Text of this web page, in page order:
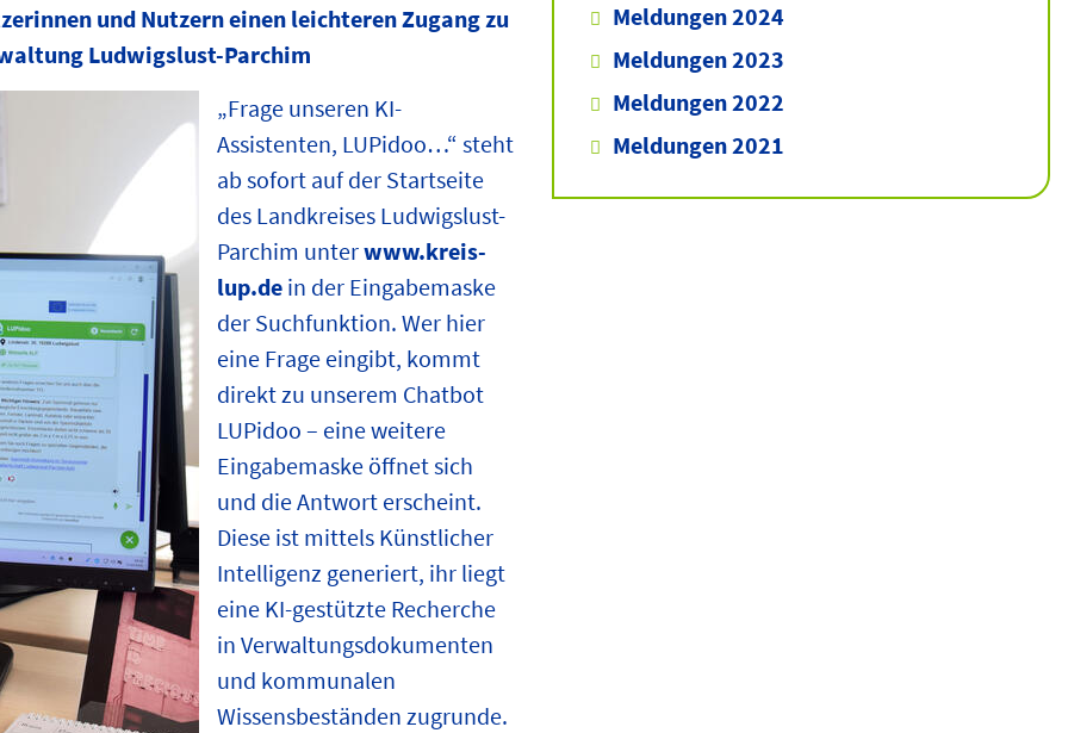
und Nutzern einen leichteren Zugang zu
Ludwigslust-Parchim
„Frage unseren KI-
Assistenten, LUPidoo…“ steht
ab sofort auf der Startseite
des Landkreises Ludwigslust-
Parchim unterwww.kreis-
lup.de in der Eingabemaske
der Suchfunktion. Wer hier
eine Frage eingibt, kommt
direkt zu unserem Chatbot
LUPidoo – eine weitere
Eingabemaske öffnet sich
und die Antwort erscheint.
Diese ist mittels Künstlicher
Intelligenz generiert, ihr liegt
eine KI-gestützte Recherche
in Verwaltungsdokumenten
und kommunalen
Wissensbeständen zugrunde.
Meldungen 2024
Meldungen 2023
Meldungen 2022
Meldungen 2021